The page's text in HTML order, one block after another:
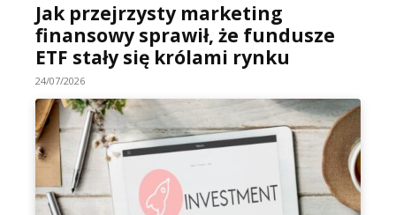
Jak przejrzysty marketing
finansowy sprawił, że fundusze
ETF stały się królami rynku
24/07/2026